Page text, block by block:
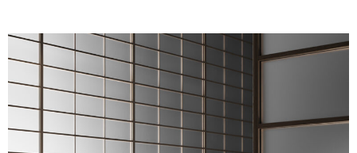
Unmute Settings